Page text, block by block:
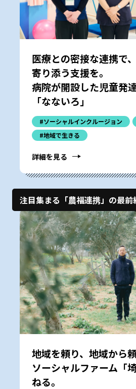
医療との密接な連携で
寄り添う支援を。
病院が開設した児童発
「なないろ」
#ソーシャルインクルージョン
#地域で生きる
詳細を見る
注目集まる「農福連携」の最前
地域を頼り、地域から頼
ソーシャルファーム「
ねる。